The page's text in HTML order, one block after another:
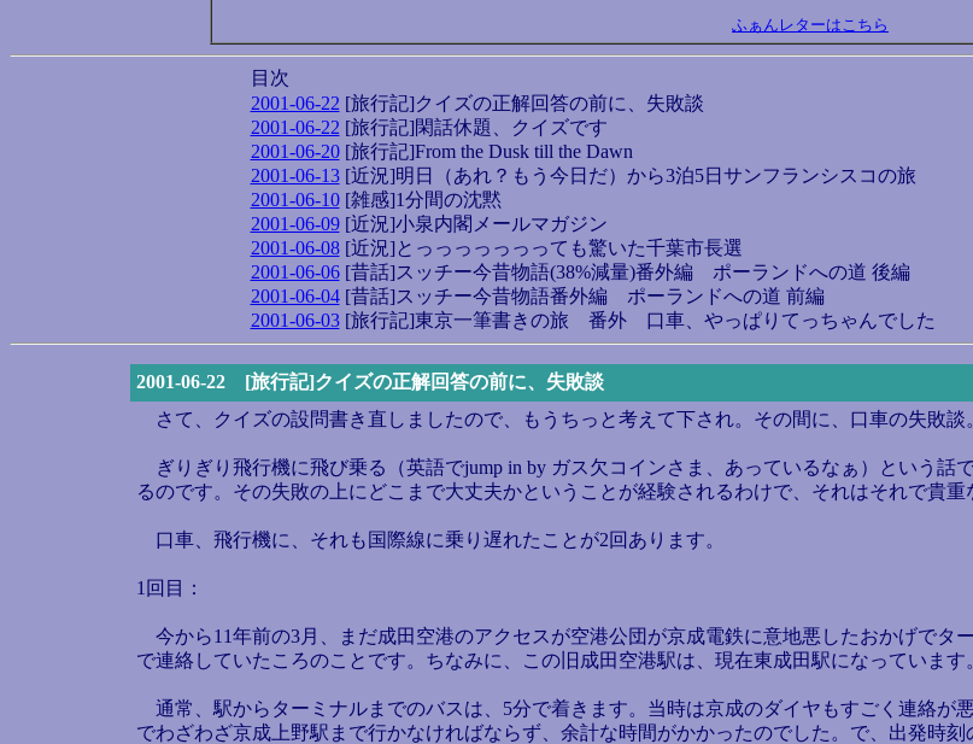
ふぁんレターはこちら
目次
2001-06-22 [旅行記]クイズの正解回答の前に、失敗談
2001-06-22 [旅行記]閑話休題、クイズです
2001-06-20[旅行記]From the Dusk till the Dawn
2001-06-13[近況]明日（あれ？もう今日だ）から3泊5日サンフランシスコの旅
2001-06-10[雑感]1分間の沈黙
2001-06-09[近況]小泉内閣メールマガジン
2001-06-08[近況]とっっっっっっっても驚いた千葉市長選
2001-06-06[昔話]スッチー今昔物語(38%減量)番外編 ポーランドへの道 後編
2001-06-04[昔話]スッチー今昔物語番外編 ポーランドへの道 前編
2001-06-03[旅行記]東京一筆書きの旅 番外 口車、やっぱりてっちゃんでした
2001-06-22 [旅行記]クイズの正解回答の前に、失敗談
さて、クイズの設問書き直しましたので、もうちっと考えて下され。その間に、口車の失敗談
ぎりぎり飛行機に飛び乗る（英語でjump in by ガス欠コインさま、あっているなぁ）という話
るのです。その失敗の上にどこまで大丈夫かということが経験されるわけで、それはそれで貴重
口車、飛行機に、それも国際線に乗り遅れたことが2回あります。
1回目：
今から11年前の3月、まだ成田空港のアクセスが空港公団が京成電鉄に意地悪したおかげでタ
で連絡していたころのことです。ちなみに、この旧成田空港駅は、現在東成田駅になっています
通常、駅からターミナルまでのバスは、5分で着きます。当時は京成のダイヤもすごく連絡が
でわざわざ京成上野駅まで行かなければならず、余計な時間がかかったのでした。で、出発時